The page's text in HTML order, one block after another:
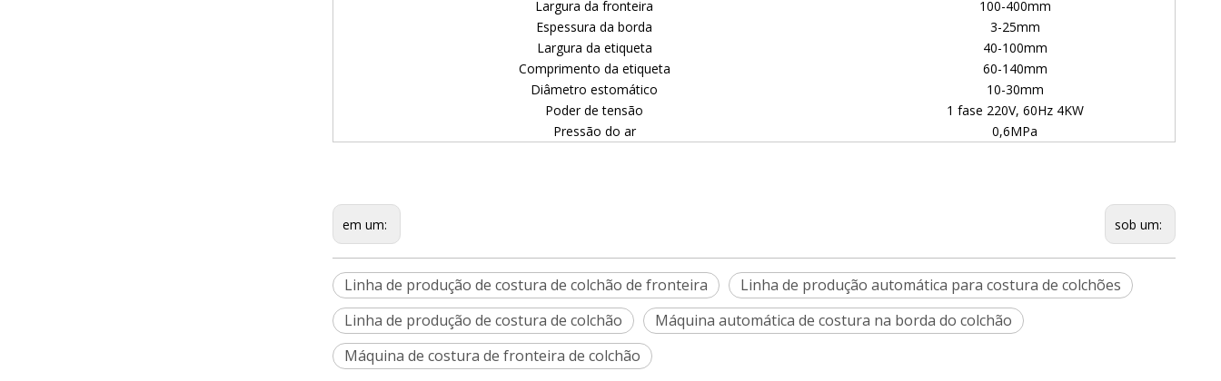
Largura da fronteira
100-400mm
Espessura da borda
3-25mm
Largura da etiqueta
40-100mm
Comprimento da etiqueta
60-140mm
Diâmetro estomático
10-30mm
Poder de tensão
1 fase 220V, 60Hz 4KW
Pressão do ar
0,6MPa
em um: sob um:
Linha de produção de costura de colchão de fronteira
Linha de produção automática para costura de colchões
Linha de produção de costura de colchão
Máquina automática de costura na borda do colchão
Máquina de costura de fronteira de colchão